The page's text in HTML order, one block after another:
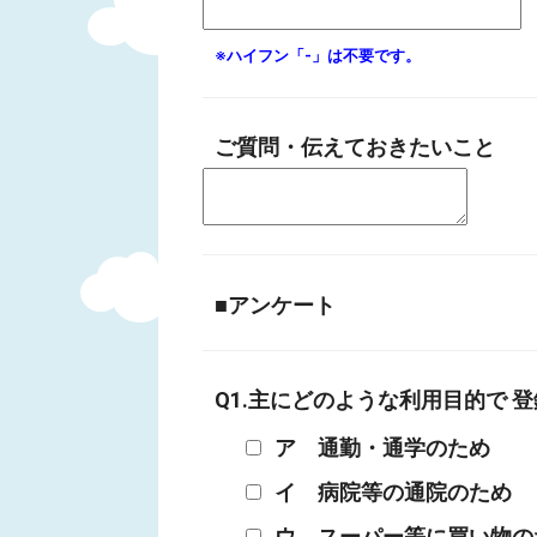
※ハイフン「-」は不要です。
ご質問・伝えておきたいこと
■アンケート
Q1.主にどのような利用目的で 登
ア 通勤・通学のため
イ 病院等の通院のため